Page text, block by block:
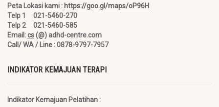
Peta Lokasi kami : https://goo.gl/maps/oP96H
Telp 1 021-5460-270
Telp 2 021-5460-585
Email:cs(@) adhd-centre.com
Call/ WA / Line : 0878-9797-7957
INDIKATOR KEMAJUAN TERAPI
Indikator Kemajuan Pelatihan :